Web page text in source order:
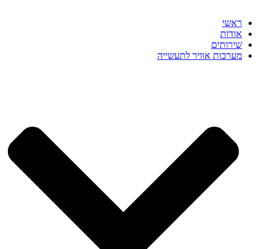
ראשי
אודות
שירותים
מערכות אוויר לתעשייה